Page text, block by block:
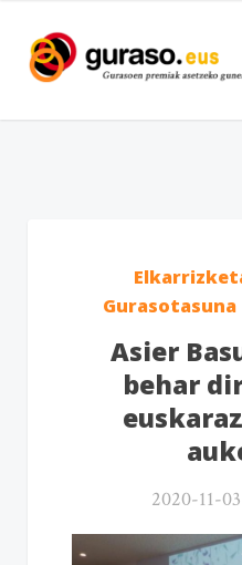
Gurasotasuna
Asier
behar
2020-11-03